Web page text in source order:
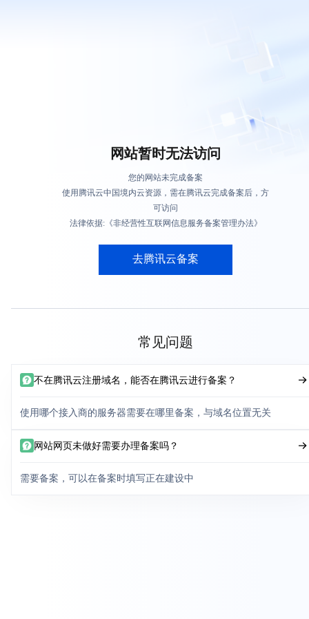
网站暂时无法访问
您的网站未完成备案
使用腾讯云中国境内云资源，需在腾讯云完成备案后，方
可访问
法律依据:《非经营性互联网信息服务备案管理办法》
去腾讯云备案
常见问题
不在腾讯云注册域名，能否在腾讯云进行备案？
使用哪个接入商的服务器需要在哪里备案，与域名位置无关
网站网页未做好需要办理备案吗？
需要备案，可以在备案时填写正在建设中